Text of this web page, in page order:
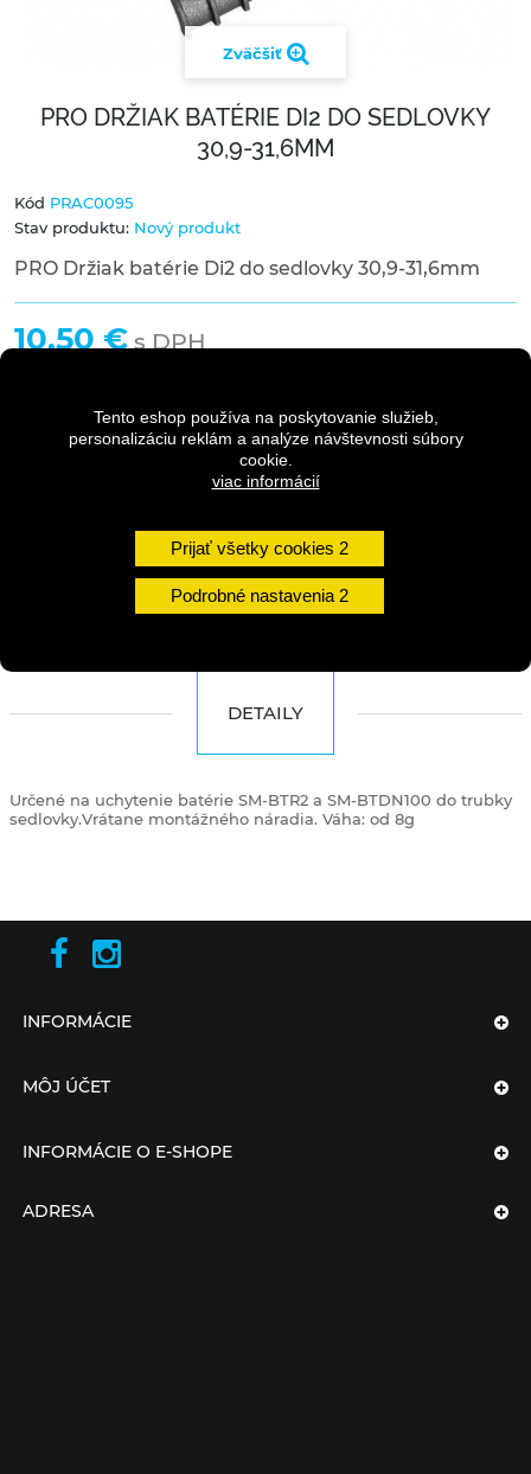
Tento eshop používa na poskytovanie služieb,
personalizáciu reklám a analýze návštevnosti súbory
cookie.
viac informácií
Prijať všetky cookies
Podrobné nastavenia
Zväčšiť
PRO DRŽIAK BATÉRIE DI2 DO SEDLOVKY
30,9-31,6MM
Kód PRAC0095
Stav produktu: Nový produkt
PRO Držiak batérie Di2 do sedlovky 30,9-31,6mm
10,50 €s DPH
Dostupnosť: 1 - 3 dni
DO KOŠÍKA
DETAILY
Určené na uchytenie batérie SM-BTR2 a SM-BTDN100 do trubky
sedlovky.Vrátane montážného náradia. Váha: od 8g
INFORMÁCIE
MÔJ ÚČET
INFORMÁCIE O E-SHOPE
ADRESA